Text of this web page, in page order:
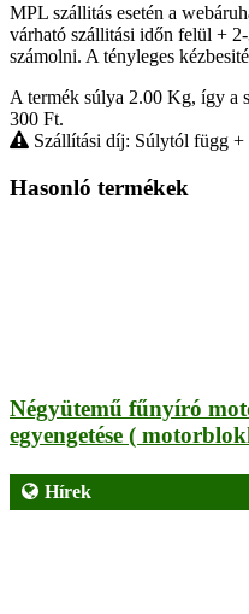
MPL szállitás esetén a
várható szállitási időn felül +
számolni. A tényleges
A termék súlya 2.00 Kg, így a
300 Ft.
Szállítási díj: Súlytól függ +
Hasonló termékek
Négyütemű fűnyíró
egyengetése (
Hírek